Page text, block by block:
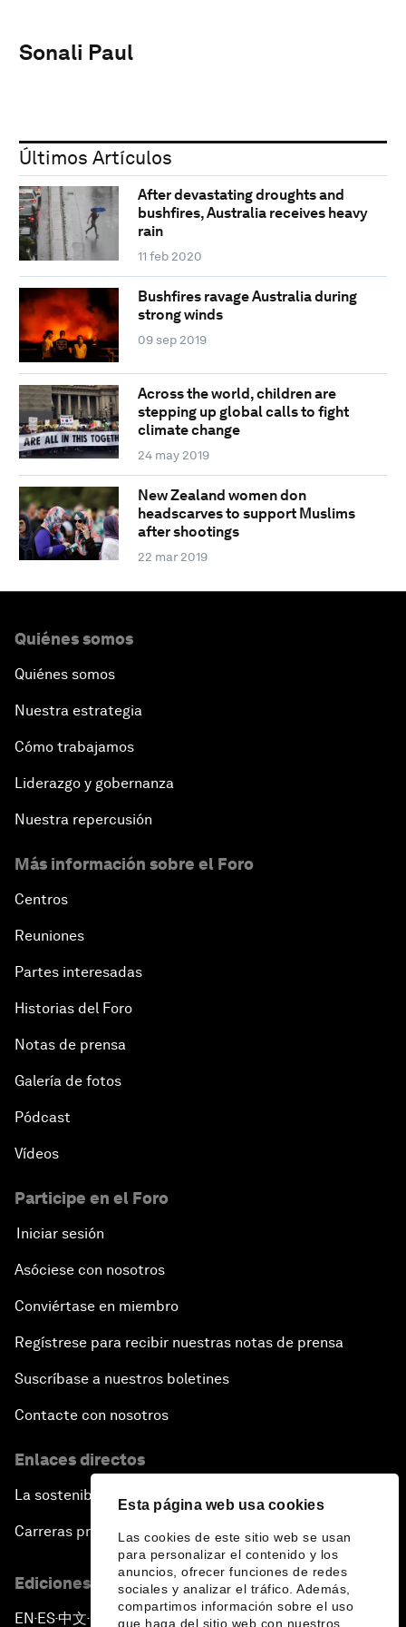
Esta página web usa cookies
Las cookies de este sitio web se usan
para personalizar el contenido y los
anuncios, ofrecer funciones de redes
sociales y analizar el tráfico. Además,
compartimos información sobre el uso
que haga del sitio web con nuestros
Sonali Paul
Últimos Artículos
After devastating droughts and
bushfires, Australia receives heavy
rain
11 feb 2020
Bushfires ravage Australia during
strong winds
09 sep 2019
Across the world, children are
stepping up global calls to fight
climate change
24 may 2019
New Zealand women don
headscarves to support Muslims
after shootings
22 mar 2019
Quiénes somos
Quiénes somos
Nuestra estrategia
Cómo trabajamos
Liderazgo y gobernanza
Nuestra repercusión
Más información sobre el Foro
Centros
Reuniones
Partes interesadas
Historias del Foro
Notas de prensa
Galería de fotos
Pódcast
Vídeos
Participe en el Foro
Iniciar sesión
Asóciese con nosotros
Conviértase en miembro
Regístrese para recibir nuestras notas de prensa
Suscríbase a nuestros boletines
Contacte con nosotros
Enlaces directos
La sostenibilidad en el Foro
Carreras profesionales
Ediciones en otros idiomas
EN ▪ES▪中文▪ 日本語